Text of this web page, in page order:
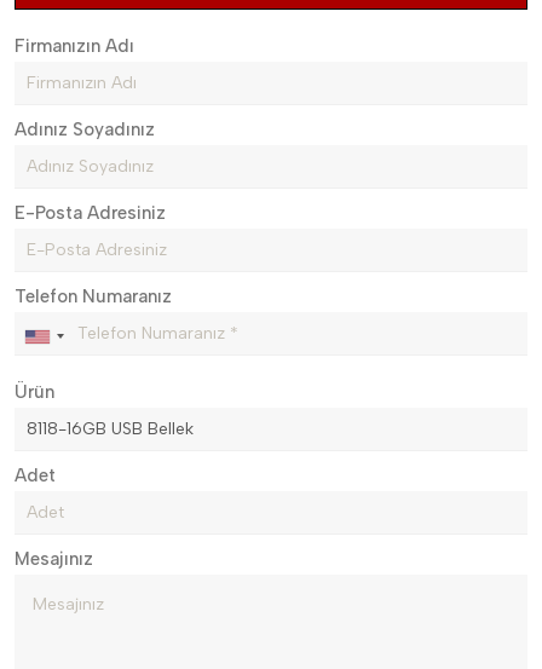
Firmanızın Adı
Adınız Soyadınız
E-Posta Adresiniz
Telefon Numaranız
Ürün
Adet
Mesajınız